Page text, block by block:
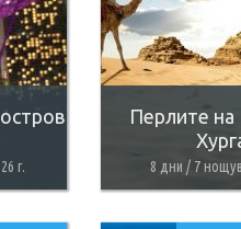
г.
Перлите на
8 дни / 7